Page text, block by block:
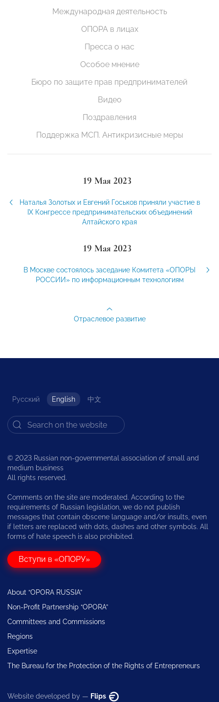
Международная деятельность
ОПОРА в лицах
Пресса о нас
Особое мнение
Бюро по защите прав предпринимателей
Видео
Поздравления
Поддержка МСП. Антикризисные меры
19 Мая 2023
Наталья Золотых и Евгений Госьков приняли участие в
IX Конгрессе предпринимательских объединений
Алтайского края
19 Мая 2023
В Москве состоялось заседание Комитета «ОПОРЫ
РОССИИ» по информационным технологиям
Отраслевое развитие
Русский English 中文
© 2023 Russian non-governmental association of small and
medium business
All rights reserved.
Comments on the site are moderated. According to the
requirements of Russian legislation, we do not publish
messages that contain obscene language and/or insults, even
if letters are replaced with dots, dashes and other symbols. All
forms of hate speech is also prohibited.
Вступи в «ОПОРУ»
About “OPORA RUSSIA”
Non-Profit Partnership “OPORA”
Committees and Commissions
Regions
Expertise
The Bureau for the Protection of the Rights of Entrepreneurs
Website developed by — Flips